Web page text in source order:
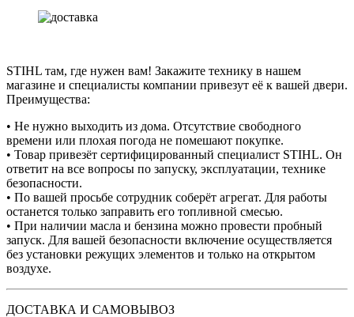
STIHL там, где нужен вам! Закажите технику в нашем
магазине и специалисты компании привезут её к вашей двери.
Преимущества:
• Не нужно выходить из дома. Отсутствие свободного
времени или плохая погода не помешают покупке.
• Товар привезёт сертифицированный специалист STIHL. Он
ответит на все вопросы по запуску, эксплуатации, технике
безопасности.
• По вашей просьбе сотрудник соберёт агрегат. Для работы
останется только заправить его топливной смесью.
• При наличии масла и бензина можно провести пробный
запуск. Для вашей безопасности включение осуществляется
без установки режущих элементов и только на открытом
воздухе.
ДОСТАВКА И САМОВЫВОЗ